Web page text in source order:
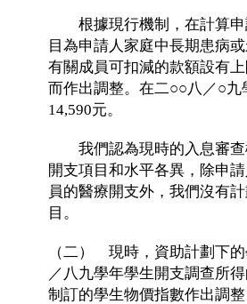
根據現行機制，在計算申
目為申請人家庭中長期患病
有關成員可扣減的款額設有
而作出調整。在二○○八／○
14,590元。
我們認為現時的入息審查
開支項目和水平各異，除申
員的醫療開支外，我們沒有
目。
（二） 現時，資助計劃下
／八九學年學生開支調查所
制訂的學生物價指數作出調